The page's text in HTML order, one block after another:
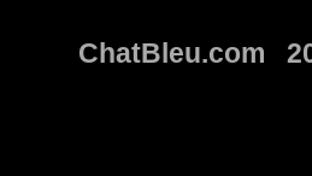
ChatBleu.com